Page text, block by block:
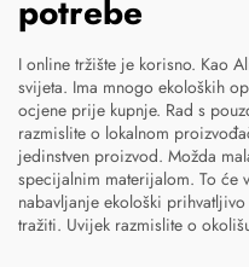
potrebe
I online tržište je korisno. Kao
svijeta. Ima mnogo ekoloških
ocjene prije kupnje. Rad s
razmislite o lokalnom
jedinstven proizvod. Možda
specijalnim materijalom. To će
nabavljanje ekološki prihvatljivo
tražiti. Uvijek razmislite o